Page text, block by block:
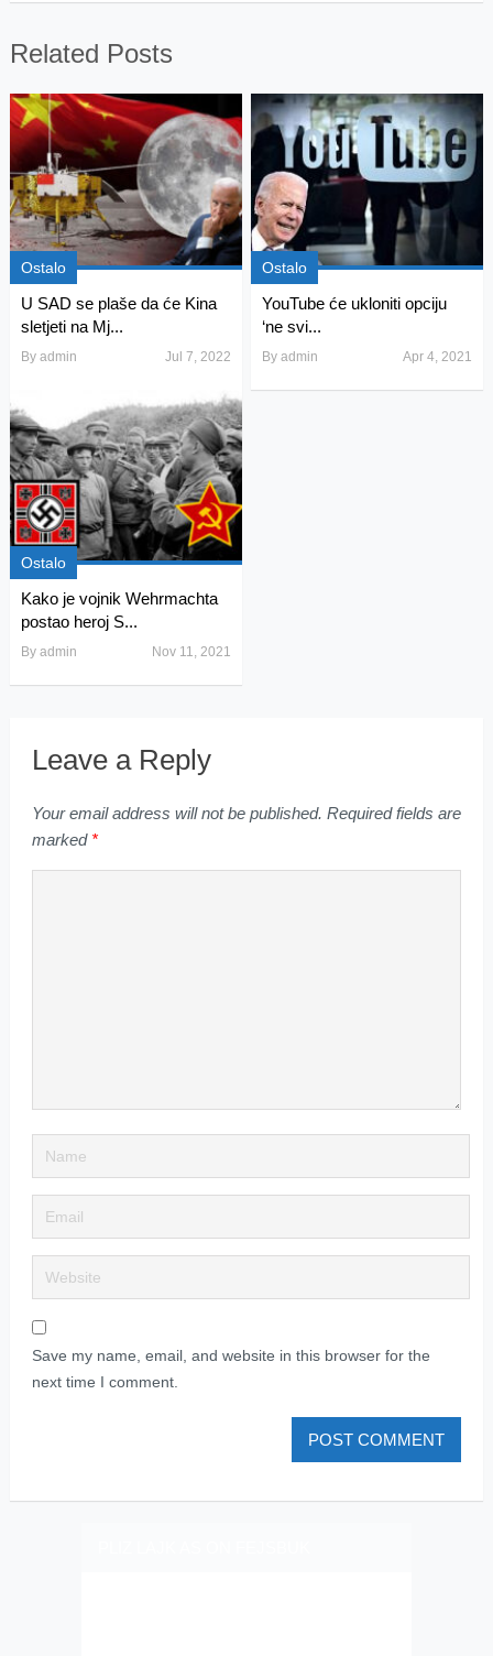
Related Posts
Ostalo
U SAD se plaše da će Kina
sletjeti na Mj...
By admin Jul 7, 2022
Ostalo
YouTube će ukloniti opciju
‘ne svi...
Byadmin Apr 4, 2021
Ostalo
Kako je vojnik Wehrmachta
postao heroj S...
By admin Nov 11, 2021
Leave a Reply
Your email address will not be published. Required fields are
marked *
Save my name, email, and website in this browser for the
next time I comment.